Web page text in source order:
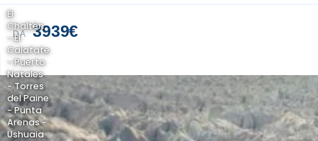
DA 3939€
El
Chaltén
- El
Calafate
- Puerto
Natales
- Torres
del Paine
- Punta
Arenas -
Ushuaia